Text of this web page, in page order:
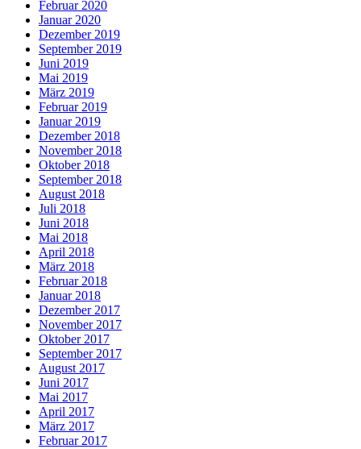
Februar 2020
Januar 2020
Dezember 2019
September 2019
Juni 2019
Mai 2019
März 2019
Februar 2019
Januar 2019
Dezember 2018
November 2018
Oktober 2018
September 2018
August 2018
Juli 2018
Juni 2018
Mai 2018
April 2018
März 2018
Februar 2018
Januar 2018
Dezember 2017
November 2017
Oktober 2017
September 2017
August 2017
Juni 2017
Mai 2017
April 2017
März 2017
Februar 2017